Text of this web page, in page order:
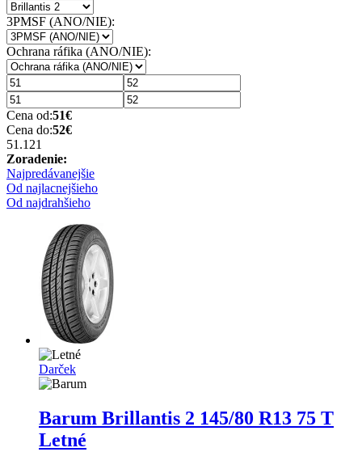
3PMSF (ANO/NIE):
Ochrana ráfika (ANO/NIE):
Cena od:51€
Cena do:52€
51.121
Zoradenie:
Najpredávanejšie
Od najlacnejšieho
Od najdrahšieho
Darček
Barum Brillantis 2 145/80 R13 75 T
Letné